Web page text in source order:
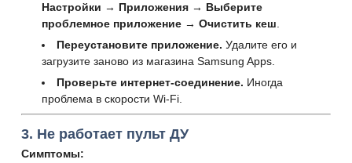
Настройки → Приложения → Выберите
проблемное приложение → Очистить кеш
Переустановите приложение. Удалите его и
загрузите заново из магазина Samsung Apps.
Проверьте интернет-соединение. Иногда
проблема в скорости Wi-Fi.
3. Не работает пульт ДУ
Симптомы: